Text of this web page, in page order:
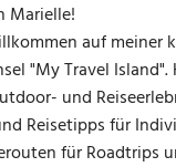
Marielle!
auf meiner
"My Travel
und
Reisetipps für
für Roadtrips